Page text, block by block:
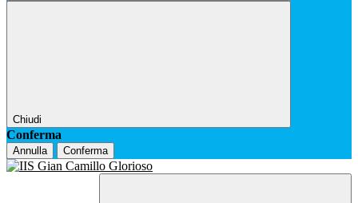
Chiudi
Conferma
Annulla Conferma